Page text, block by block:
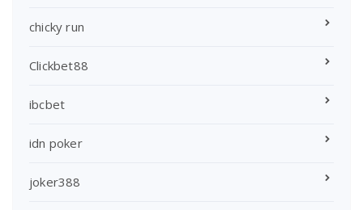
chicky run
Clickbet88
ibcbet
idn poker
joker388